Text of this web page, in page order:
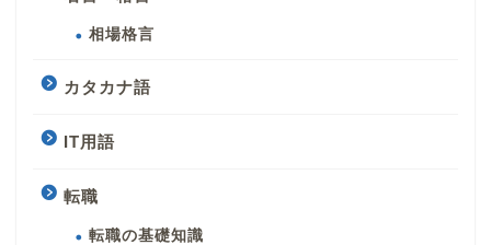
相場格言
カタカナ語
IT用語
転職
転職の基礎知識